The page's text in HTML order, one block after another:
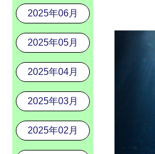
2025年06月
2025年05月
2025年04月
2025年03月
2025年02月